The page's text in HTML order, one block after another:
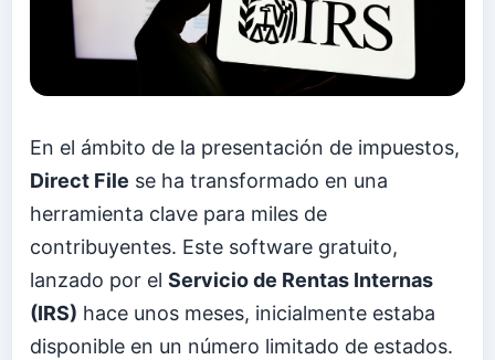
En el ámbito de la presentación de impuestos,
Direct File se ha transformado en una
herramienta clave para miles de
contribuyentes. Este software gratuito,
lanzado por el Servicio de Rentas Internas
(IRS) hace unos meses, inicialmente estaba
disponible en un número limitado de estados.